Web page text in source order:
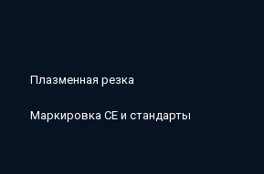
Плазменная резка
Маркировка CE и стандарты